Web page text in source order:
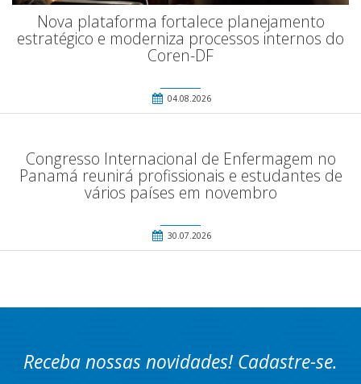
Nova plataforma fortalece planejamento
estratégico e moderniza processos internos do
Coren-DF
04.08.2026
Congresso Internacional de Enfermagem no
Panamá reunirá profissionais e estudantes de
vários países em novembro
30.07.2026
Receba nossas novidades! Cadastre-se.